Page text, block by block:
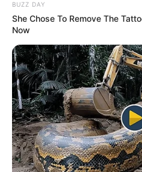
Мукачівського
07.08.2026
ГАРЯЧI ПОДІЇ
У Ясінянській
черговий
психологічної
06.08.2026
BUZZ DAY
She Chose To Remove The
Now